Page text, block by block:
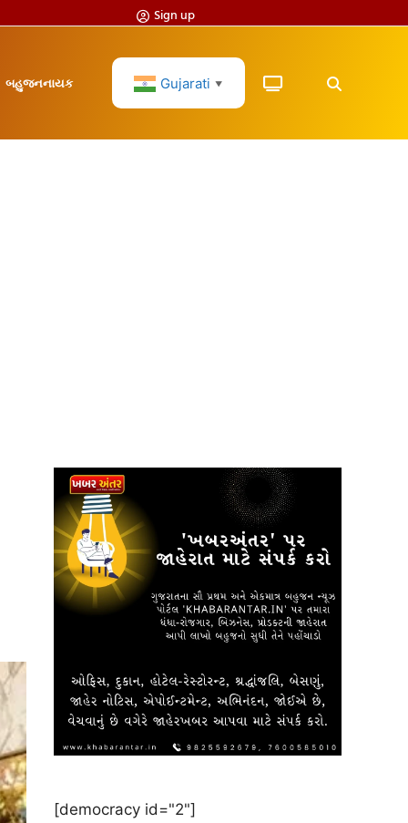
Sign up
બહુજનનાયક Gujarati ▼
[democracy id="2"]